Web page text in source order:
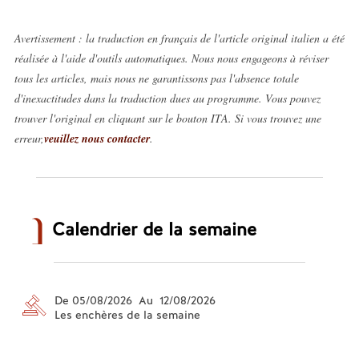
Avertissement : la traduction en français de l'article original italien a été
réalisée à l'aide d'outils automatiques. Nous nous engageons à réviser
tous les articles, mais nous ne garantissons pas l'absence totale
d'inexactitudes dans la traduction dues au programme. Vous pouvez
trouver l'original en cliquant sur le bouton ITA. Si vous trouvez une
erreur,veuillez nous contacter.
Calendrier de la semaine
De 05/08/2026 Au 12/08/2026
Les enchères de la semaine